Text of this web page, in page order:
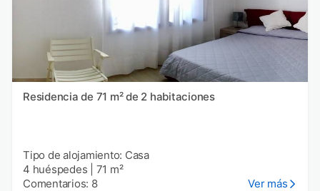
Residencia de 71 m² de 2 habitaciones
Tipo de alojamiento: Casa
4 huéspedes
71 m²
Comentarios: 8
Ver más